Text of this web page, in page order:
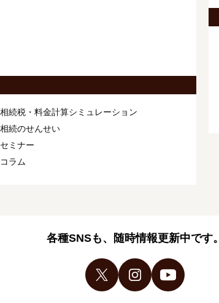
相続税・料金計算シミュレーション
相続のせんせい
セミナー
コラム
各種SNSも、随時情報更新中です。